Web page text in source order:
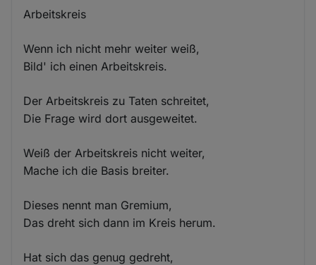
Arbeitskreis
Wenn ich nicht mehr weiter weiß,
Bild' ich einen Arbeitskreis.
Der Arbeitskreis zu Taten schreitet,
Die Frage wird dort ausgeweitet.
Weiß der Arbeitskreis nicht weiter,
Mache ich die Basis breiter.
Dieses nennt man Gremium,
Das dreht sich dann im Kreis herum.
Hat sich das genug gedreht,